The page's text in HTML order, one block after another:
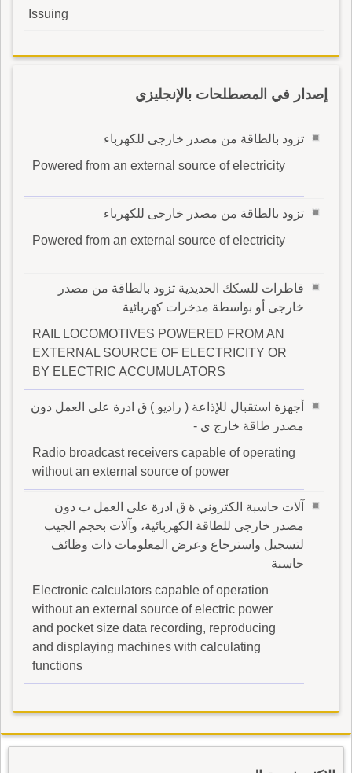
Issuing
إصدار في المصطلحات بالإنجليزي
تزود بالطاقة من مصدر خارجى للكهرباء
Powered from an external source of electricity
تزود بالطاقة من مصدر خارجى للكهرباء
Powered from an external source of electricity
قاطرات للسكك الحديدية تزود بالطاقة من مصدر
خارجى أو بواسطة مدخرات كهربائية
RAIL LOCOMOTIVES POWERED FROM AN
EXTERNAL SOURCE OF ELECTRICITY OR
BY ELECTRIC ACCUMULATORS
أجهزة استقبال للإذاعة ( راديو ) ق ادرة على العمل دون
مصدر طاقة خارج ى -
Radio broadcast receivers capable of operating
without an external source of power
آلات حاسبة الكتروني ة ق ادرة على العمل ب دون
مصدر خارجى للطاقة الكهربائية، وآلات بحجم الجيب
لتسجيل واسترجاع وعرض المعلومات ذات وظائف
حاسبة
Electronic calculators capable of operation
without an external source of electric power
and pocket size data recording, reproducing
and displaying machines with calculating
functions